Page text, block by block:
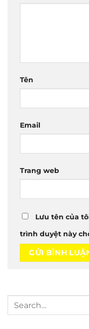
Tên
Email
Trang web
Lưu tên của
trình duyệt này